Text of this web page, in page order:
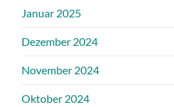
Januar 2025
Dezember 2024
November 2024
Oktober 2024